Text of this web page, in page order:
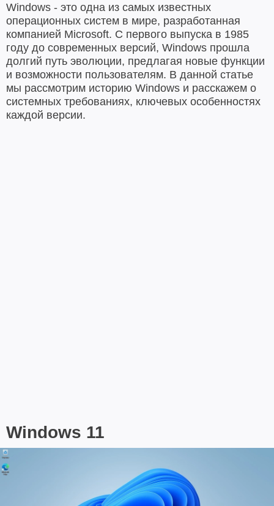
Windows - это одна из самых известных
операционных систем в мире, разработанная
компанией Microsoft. С первого выпуска в 1985
году до современных версий, Windows прошла
долгий путь эволюции, предлагая новые функции
и возможности пользователям. В данной статье
мы рассмотрим историю Windows и расскажем о
системных требованиях, ключевых особенностях
каждой версии.
Windows 11